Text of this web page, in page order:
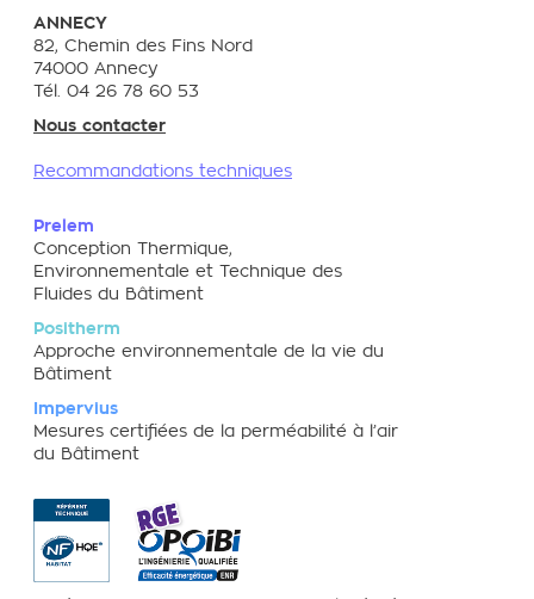
ANNECY
82, Chemin des Fins Nord
74000 Annecy
Tél. 04 26 78 60 53
Nous contacter
Recommandations techniques
Prelem
Conception Thermique,
Environnementale et Technique des
Fluides du Bâtiment
Positherm
Approche environnementale de la vie du
Bâtiment
Impervius
Mesures certifiées de la perméabilité à l’air
du Bâtiment